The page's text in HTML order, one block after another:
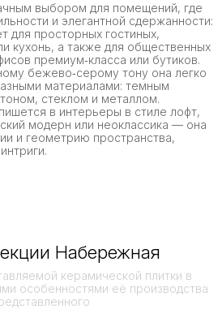
выбором для помещений, где
и элегантной сдержанности:
для просторных гостиных,
кухонь, а также для общественных
премиум‑класса или бутиков.
бежево‑серому тону она легко
материалами: темным
стеклом и металлом.
в интерьеры в стиле лофт,
модерн или неоклассика — она
и геометрию пространства,
Набережная
керамической плитки в
особенностями её производства